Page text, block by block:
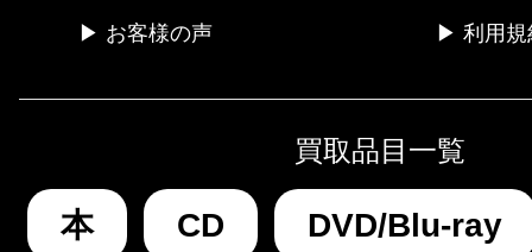
▶ お客様の声 ▶ 利用規
買取品目一覧
本 CD DVD/Blu-ray